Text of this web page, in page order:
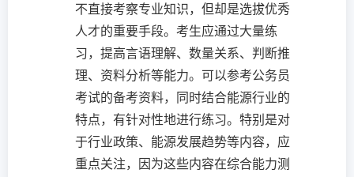
不直接考察专业知识，但却是选拔优秀
人才的重要手段。考生应通过大量练
习，提高言语理解、数量关系、判断推
理、资料分析等能力。可以参考公务员
考试的备考资料，同时结合能源行业的
特点，有针对性地进行练习。特别是对
于行业政策、能源发展趋势等内容，应
重点关注，因为这些内容在综合能力测